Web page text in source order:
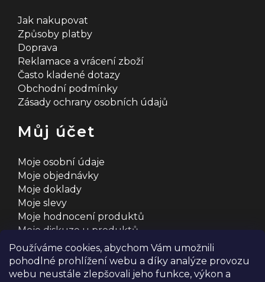
Používáme cookies, abychom Vám umožnili
pohodlné prohlížení webu a díky analýze provozu
webu neustále zlepšovali jeho funkce, výkon a
Jak nakupovat
Způsoby platby
Doprava
Reklamace a vrácení zboží
Často kladené dotazy
Obchodní podmínky
Zásady ochrany osobních údajů
Můj účet
Moje osobní údaje
Moje objednávky
Moje doklady
Moje slevy
Moje hodnocení produktů
Moje diskuze u produktů